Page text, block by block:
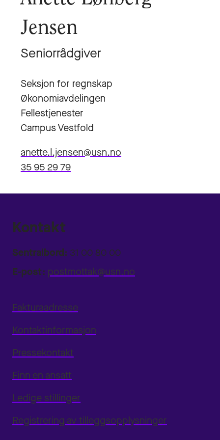
Jensen
Seniorrådgiver
Seksjon for regnskap
Økonomiavdelingen
Fellestjenester
Campus Vestfold
anette.l.jensen@usn.no
35 95 29 79
Kontakt
Sentralbord: 31 00 80 00
E-post: postmottak@usn.no
Fakturaadresse
Kontaktinformasjon
Pressekontakt
Finn en ansatt
Ledige stillinger
Registrering av tilleggsopplysninger